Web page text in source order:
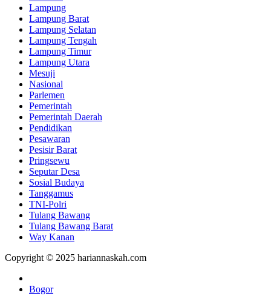
Lampung
Lampung Barat
Lampung Selatan
Lampung Tengah
Lampung Timur
Lampung Utara
Mesuji
Nasional
Parlemen
Pemerintah
Pemerintah Daerah
Pendidikan
Pesawaran
Pesisir Barat
Pringsewu
Seputar Desa
Sosial Budaya
Tanggamus
TNI-Polri
Tulang Bawang
Tulang Bawang Barat
Way Kanan
Copyright © 2025 hariannaskah.com
Bogor